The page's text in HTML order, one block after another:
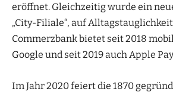
eröffnet. Gleichzeitig wurde ein
„City-Filiale“, auf
Commerzbank bietet seit 2018
Google und seit 2019 auch Apple
Im Jahr 2020 feiert die 1870